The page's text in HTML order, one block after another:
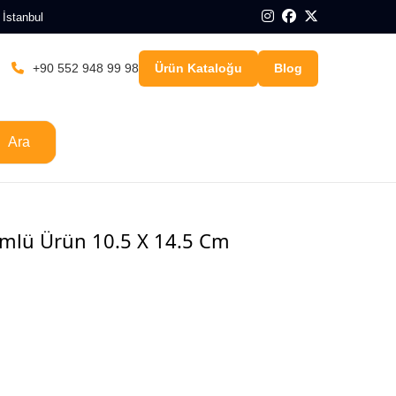
+90 552 948 99 98 Ürün Kataloğu Blog
Ara
Ürün 10.5 X 14.5 Cm